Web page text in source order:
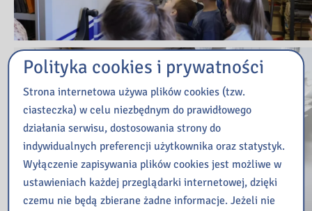
Polityka cookies i prywatności
Strona internetowa używa plików cookies (tzw.
ciasteczka) w celu niezbędnym do prawidłowego
działania serwisu, dostosowania strony do
indywidualnych preferencji użytkownika oraz statystyk.
Wyłączenie zapisywania plików cookies jest możliwe w
ustawieniach każdej przeglądarki internetowej, dzięki
czemu nie będą zbierane żadne informacje. Jeżeli nie